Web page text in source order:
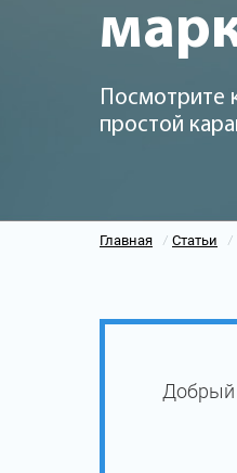
Посмотрите
простой
Главная / Статьи /
Добрый